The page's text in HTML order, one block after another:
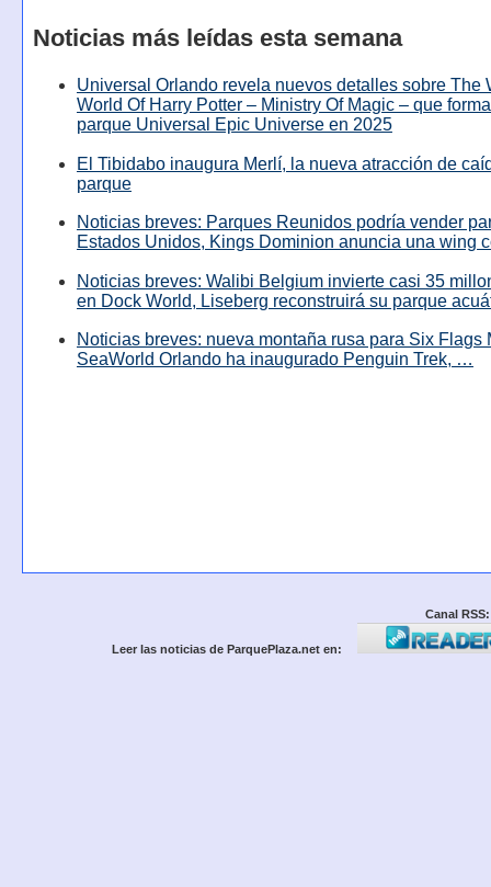
Noticias más leídas esta semana
Universal Orlando revela nuevos detalles sobre The
World Of Harry Potter – Ministry Of Magic – que
parque Universal Epic Universe en 2025
El Tibidabo inaugura Merlí, la nueva atracción de
parque
Noticias breves: Parques Reunidos podría vender
Estados Unidos, Kings Dominion anuncia una wing
Noticias breves: Walibi Belgium invierte casi 35
en Dock World, Liseberg reconstruirá su parque
Noticias breves: nueva montaña rusa para Six Flags
SeaWorld Orlando ha inaugurado Penguin Trek, …
Canal RSS:
Leer las noticias de ParquePlaza.net en: